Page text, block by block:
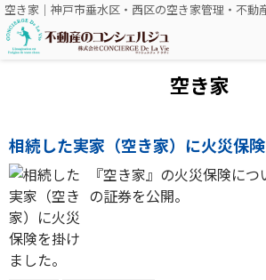
空き家
相続した実家（空き家）に火災保険
『空き家』の火災保険に
の証券を公開。